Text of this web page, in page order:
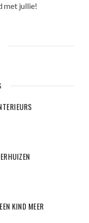
met jullie!
KIND MEER